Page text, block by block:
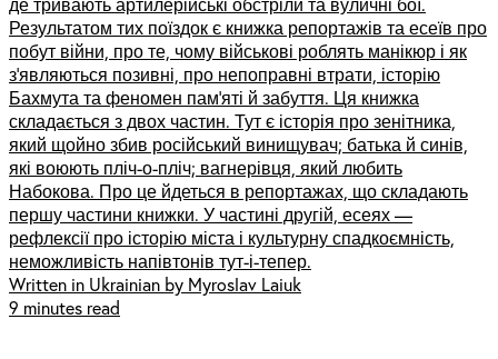
Результатом тих поїздок є книжка репортажів та есеїв про
побут війни, про те, чому військові роблять манікюр і як
зʼявляються позивні, про непоправні втрати, історію
Бахмута та феномен пам’яті й забуття. Ця книжка
складається з двох частин. Тут є історія про зенітника,
який щойно збив російський винищувач; батька й синів,
які воюють пліч-о-пліч; вагнерівця, який любить
Набокова. Про це йдеться в репортажах, що складають
першу частини книжки. У частині другій, есеях —
рефлексії про історію міста і культурну спадкоємність,
неможливість напівтонів тут-і-тепер.
Written in Ukrainian by Myroslav Laiuk
9 minutes read